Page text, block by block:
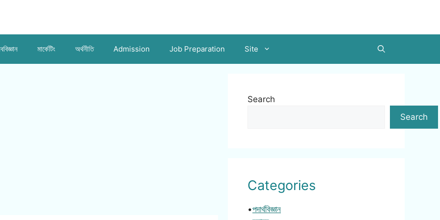
মার্কেটিং অর্থনীতি Admission Job Preparation Site
Search
Search
Categories
•পদার্থবিজ্ঞান